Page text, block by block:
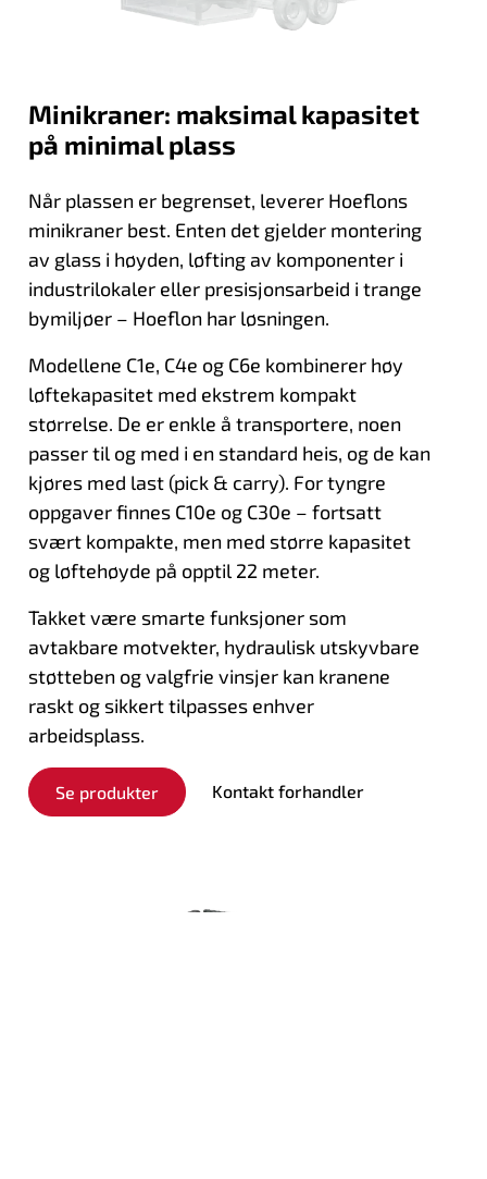
Minikraner: maksimal kapasitet
på minimal plass
Når plassen er begrenset, leverer Hoeflons
minikraner best. Enten det gjelder montering
av glass i høyden, løfting av komponenter i
industrilokaler eller presisjonsarbeid i trange
bymiljøer – Hoeflon har løsningen.
Modellene C1e, C4e og C6e kombinerer høy
løftekapasitet med ekstrem kompakt
størrelse. De er enkle å transportere, noen
passer til og med i en standard heis, og de kan
kjøres med last (pick & carry). For tyngre
oppgaver finnes C10e og C30e – fortsatt
svært kompakte, men med større kapasitet
og løftehøyde på opptil 22 meter.
Takket være smarte funksjoner som
avtakbare motvekter, hydraulisk utskyvbare
støtteben og valgfrie vinsjer kan kranene
raskt og sikkert tilpasses enhver
arbeidsplass.
Se produkter Kontakt forhandler